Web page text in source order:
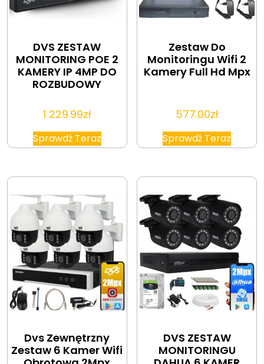
DVS ZESTAW
MONITORING POE 2
KAMERY IP 4MP DO
ROZBUDOWY
1 229.99zł
Sprawdź Teraz
Zestaw Do
Monitoringu Wifi 2
Kamery Full Hd Mpx
577.00zł
Sprawdź Teraz
Dvs Zewnętrzny
Zestaw 6 Kamer Wifi
DVS ZESTAW
MONITORINGU